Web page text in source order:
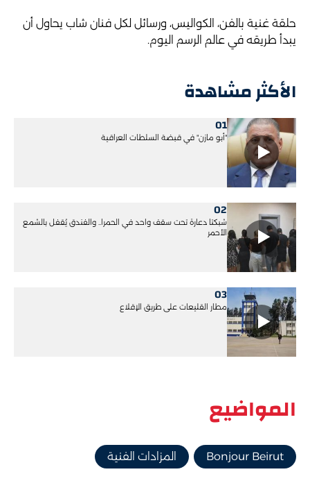
الأكثر مشاهدة
01
"أبو مازن" في قبضة السلطات العراقية
02
شبكتا دعارة تحت سقف واحد في الحمرا.. والفندق يُقفل بالشمع
الأحمر
03
مطار القليعات على طريق الإقلاع
حلقة غنية بالفن، الكواليس، ورسائل لكل فنان شاب يحاول أن
يبدأ طريقه في عالم الرسم اليوم.
المواضيع
Bonjour Beirut المزادات الفنية